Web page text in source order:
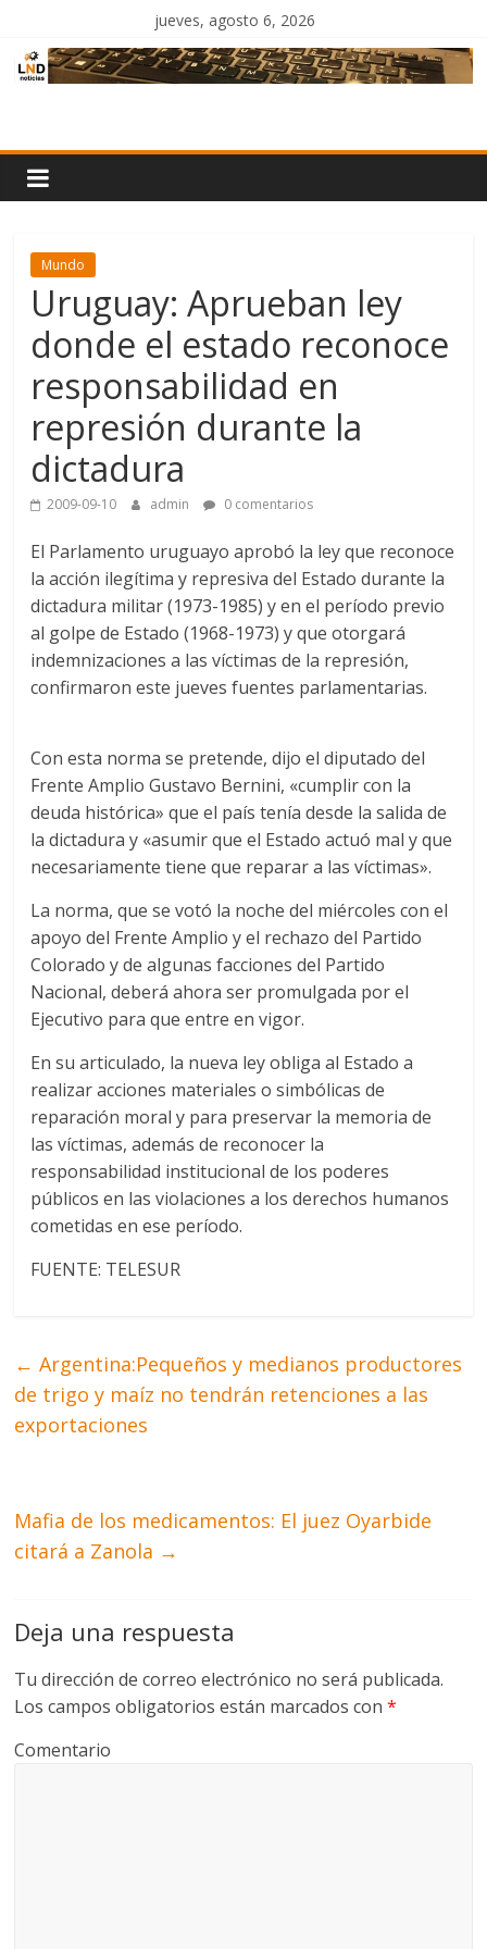
contenido
jueves, agosto 6, 2026
Noticias
Mundo
Uruguay: Aprueban ley
donde el estado reconoce
responsabilidad en
represión durante la
dictadura
2009-09-10 admin 0 comentarios
El Parlamento uruguayo aprobó la ley que reconoce
la acción ilegítima y represiva del Estado durante la
dictadura militar (1973-1985) y en el período previo
al golpe de Estado (1968-1973) y que otorgará
indemnizaciones a las víctimas de la represión,
confirmaron este jueves fuentes parlamentarias.
Con esta norma se pretende, dijo el diputado del
Frente Amplio Gustavo Bernini, «cumplir con la
deuda histórica» que el país tenía desde la salida de
la dictadura y «asumir que el Estado actuó mal y que
necesariamente tiene que reparar a las víctimas».
La norma, que se votó la noche del miércoles con el
apoyo del Frente Amplio y el rechazo del Partido
Colorado y de algunas facciones del Partido
Nacional, deberá ahora ser promulgada por el
Ejecutivo para que entre en vigor.
En su articulado, la nueva ley obliga al Estado a
realizar acciones materiales o simbólicas de
reparación moral y para preservar la memoria de
las víctimas, además de reconocer la
responsabilidad institucional de los poderes
públicos en las violaciones a los derechos humanos
cometidas en ese período.
FUENTE: TELESUR
← Argentina:Pequeños y medianos productores
de trigo y maíz no tendrán retenciones a las
exportaciones
Mafia de los medicamentos: El juez Oyarbide
citará a Zanola →
Deja una respuesta
Tu dirección de correo electrónico no será publicada.
Los campos obligatorios están marcados con*
Comentario